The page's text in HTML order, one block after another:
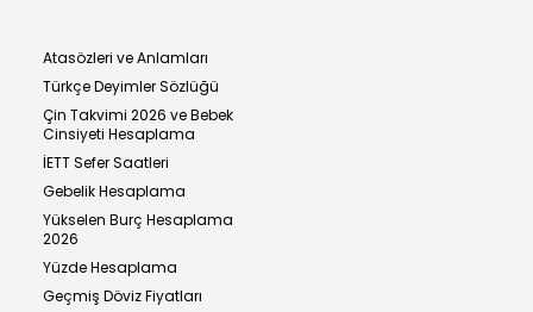
Atasözleri ve Anlamları
Türkçe Deyimler Sözlüğü
Çin Takvimi 2026 ve Bebek
Cinsiyeti Hesaplama
İETT Sefer Saatleri
Gebelik Hesaplama
Yükselen Burç Hesaplama
2026
Yüzde Hesaplama
Geçmiş Döviz Fiyatları